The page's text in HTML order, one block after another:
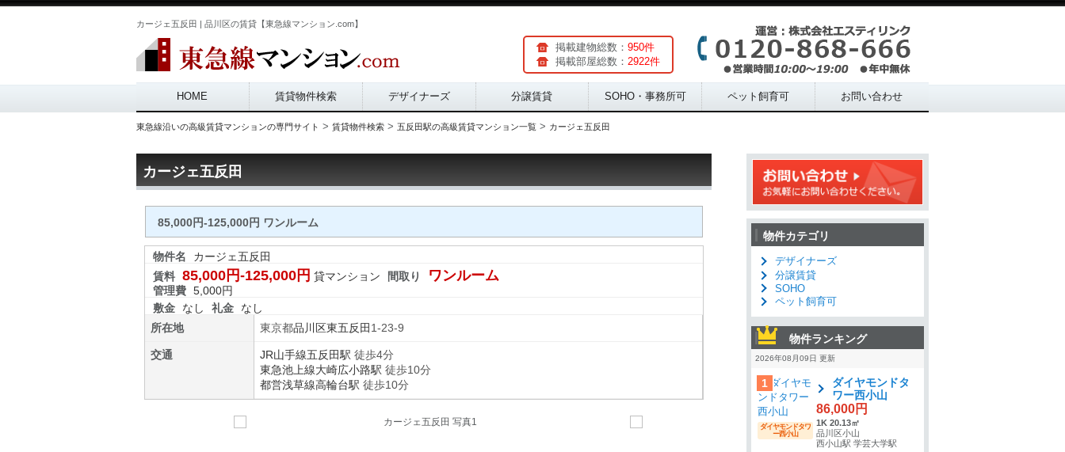
カージェ五反田 | 品川区の賃貸【東急線マンション.com】
掲載建物総数： 950件
掲載部屋総数： 2922件
Main menu
HOME 賃貸物件検索 デザイナーズ 分譲賃貸 SOHO・事務所可 ペット飼育可 お問い合わせ
東急線沿いの高級賃貸マンションの専門サイト > 賃貸物件検索 > 五反田駅の高級賃貸マンション一覧 > カージェ五反田
カージェ五反田
85,000円-125,000円 ワンルーム
物件名
カージェ五反田
賃料 85,000円-125,000円 貸マンション 間取り ワンルーム
管理費 5,000円
敷金
なし 礼金
なし
所在地
東京都品川区東五反田 1-23-9
交通 JR山手線五反田駅 徒歩4分
東急池上線大崎広小路駅 徒歩10分
都営浅草線高輪台駅 徒歩10分
物件カテゴリ
デザイナーズ
分譲賃貸
SOHO
ペット飼育可
物件ランキング
2026年08月09日 更新
1
ダイヤモンドタワ
ー西小山
ダイヤモンドタ
ワー西小山
86,000円
1K 20.13㎡
品川区小山
西小山駅 学芸大学駅